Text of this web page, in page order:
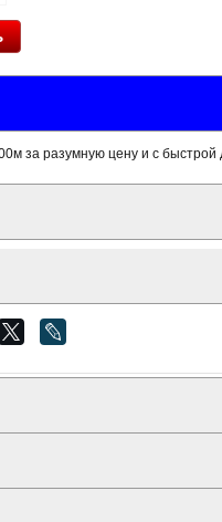
за разумную цену и с быстрой